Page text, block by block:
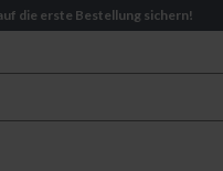
die erste Bestellung sichern!